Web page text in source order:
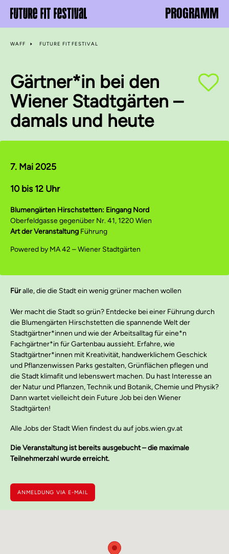
PROGRAMM
WAFF FUTURE FIT FESTIVAL
Gärtner*in bei den
Wiener Stadtgärten –
damals und heute
7. Mai 2025
10 bis 12 Uhr
Blumengärten Hirschstetten: Eingang Nord
Oberfeldgasse gegenüber Nr. 41, 1220 Wien
Art der Veranstaltung Führung
Powered by MA 42 – Wiener Stadtgärten
Füralle, die die Stadt ein wenig grüner machen wollen
Wer macht die Stadt so grün? Entdecke bei einer Führung durch
die Blumengärten Hirschstetten die spannende Welt der
Stadtgärtner*innen und wie der Arbeitsalltag für eine*n
Fachgärtner*in für Gartenbau aussieht. Erfahre, wie
Stadtgärtner*innen mit Kreativität, handwerklichem Geschick
und Pflanzenwissen Parks gestalten, Grünflächen pflegen und
die Stadt klimafit und lebenswert machen. Du hast Interesse an
der Natur und Pflanzen, Technik und Botanik, Chemie und Physik?
Dann wartet vielleicht dein Future Job bei den Wiener
Stadtgärten!
Alle Jobs der Stadt Wien findest du auf jobs.wien.gv.at
Die Veranstaltung ist bereits ausgebucht – die maximale
Teilnehmerzahl wurde erreicht.
ANMELDUNG VIA E-MAIL